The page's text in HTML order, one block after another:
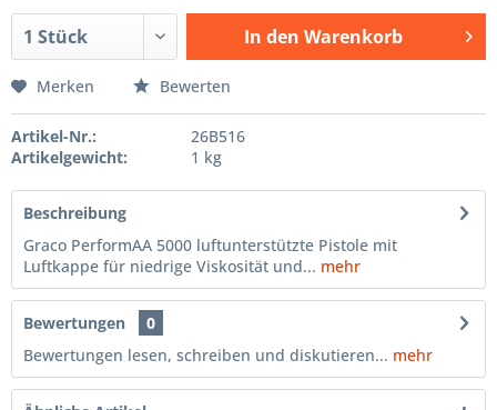
In den Warenkorb
Merken Bewerten
Artikel-Nr.:
26B516
Artikelgewicht:
1 kg
Beschreibung
Graco PerformAA 5000 luftunterstützte Pistole mit
Luftkappe für niedrige Viskosität und... mehr
Bewertungen
0
Bewertungen lesen, schreiben und diskutieren... mehr